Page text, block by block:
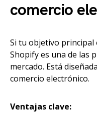
comercio
Si tu objetivo principal
Shopify es una de las
mercado. Está
comercio electrónico.
Ventajas clave: